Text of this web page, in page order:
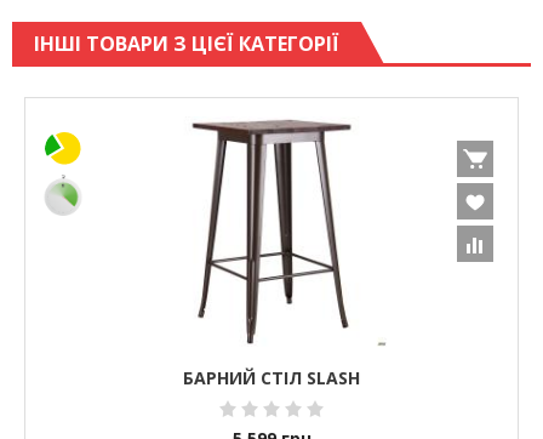
ІНШІ ТОВАРИ З ЦІЄЇ КАТЕГОРІЇ
БАРНИЙ СТІЛ SLASH